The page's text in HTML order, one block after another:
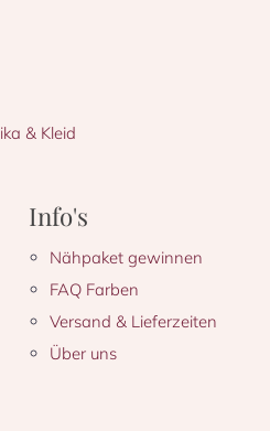
& Kleid
Info's
Nähpaket gewinnen
FAQ Farben
Versand & Lieferzeiten
Über uns